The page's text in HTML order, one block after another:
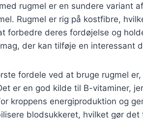
rugmel er en sundere variant
Rugmel er rig på kostfibre,
forbedre deres fordøjelse og
der kan tilføje en interessant
fordele ved at bruge rugmel
er en god kilde til B-vitaminer,
kroppens energiproduktion og
blodsukkeret, hvilket gør